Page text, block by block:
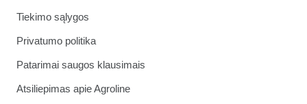
Tiekimo sąlygos
Privatumo politika
Patarimai saugos klausimais
Atsiliepimas apie Agroline